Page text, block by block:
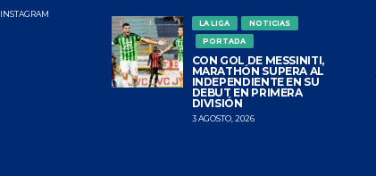
INSTAGRAM
LA LIGA
NOTICIAS
PORTADA
CON GOL DE MESSINITI,
MARATHÓN SUPERA AL
INDEPENDIENTE EN SU
DEBUT EN PRIMERA
DIVISIÓN
3 AGOSTO, 2026